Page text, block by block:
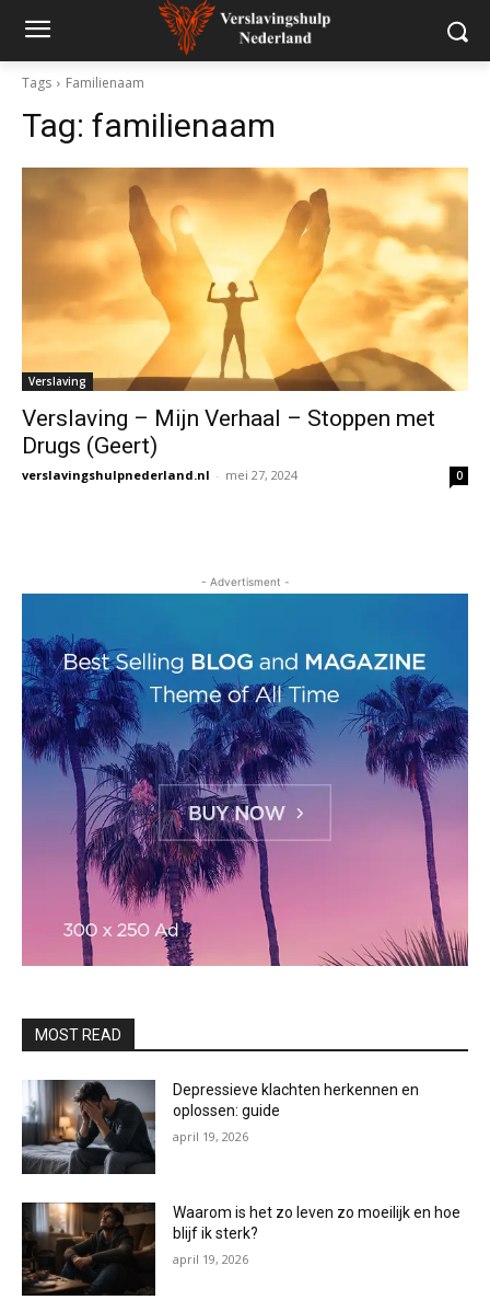
Tags Familienaam
Tag: familienaam
Verslaving
Verslaving – Mijn Verhaal – Stoppen met
Drugs (Geert)
verslavingshulpnederland.nl - mei 27, 2024 0
- Advertisment -
MOST READ
Depressieve klachten herkennen en
oplossen: guide
april 19, 2026
Waarom is het zo leven zo moeilijk en hoe
blijf ik sterk?
april 19, 2026